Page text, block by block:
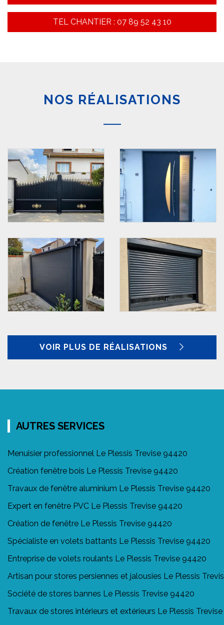
TEL CHANTIER : 07 89 52 43 10
NOS RÉALISATIONS
VOIR PLUS DE RÉALISATIONS
AUTRES SERVICES
Menuisier professionnel Le Plessis Trevise 94420
Création fenêtre bois Le Plessis Trevise 94420
Travaux de fenêtre aluminium Le Plessis Trevise 94420
Expert en fenêtre PVC Le Plessis Trevise 94420
Création de fenêtre Le Plessis Trevise 94420
Spécialiste en volets battants Le Plessis Trevise 94420
Entreprise de volets roulants Le Plessis Trevise 94420
Artisan pour stores persiennes et jalousies Le Plessis
Société de stores bannes Le Plessis Trevise 94420
Travaux de stores intérieurs et extérieurs Le Plessis